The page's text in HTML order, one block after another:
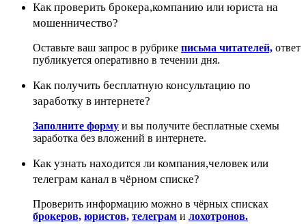
Как проверить брокера,компанию или юриста на
мошенничество?
Оставьте ваш запрос в рубрике письма читателей, ответ
публикуется оперативно в течении дня.
Как получить бесплатную консультацию по
заработку в интернете?
Заполните форму и вы получите бесплатные схемы
заработка без вложений в интернете.
Как узнать находится ли компания,человек или
телеграм канал в чёрном списке?
Проверить информацию можно в чёрных списках
брокеров, юристов, телеграм и лохотронов.